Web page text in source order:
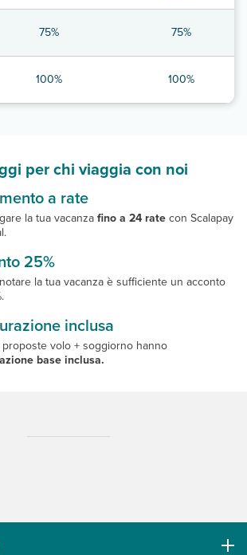
75% 75%
100% 100%
per chi viaggia con noi
a rate
la tua vacanzafino a 24 ratecon Scalapay
25%
la tua vacanza è sufficiente un acconto
inclusa
volo + soggiorno hanno
base inclusa.